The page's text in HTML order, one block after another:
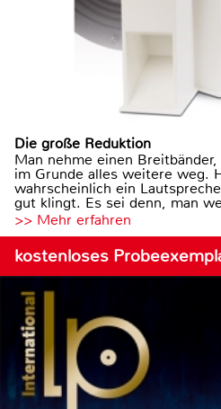
Die große Reduktion
Man nehme einen
im Grunde alles weitere weg.
wahrscheinlich ein
gut klingt. Es sei denn, man
>> Mehr erfahren
kostenloses